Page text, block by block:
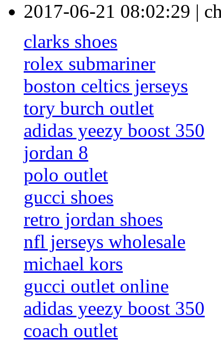
2017-06-21 08:02:29 |
clarks shoes
rolex submariner
boston celtics jerseys
tory burch outlet
adidas yeezy boost 350
jordan 8
polo outlet
gucci shoes
retro jordan shoes
nfl jerseys wholesale
michael kors
gucci outlet online
adidas yeezy boost 350
coach outlet